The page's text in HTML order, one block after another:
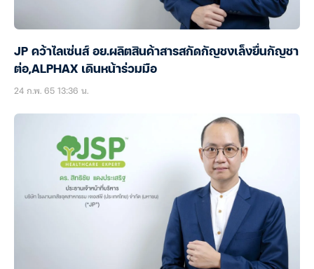
JP คว้าไลเซ่นส์ อย.ผลิตสินค้าสารสกัดกัญชงเล็งยื่นกัญชา
ต่อ,ALPHAX เดินหน้าร่วมมือ
24 ก.พ. 65 13:36 น.